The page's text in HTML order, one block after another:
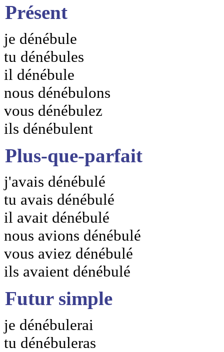
Présent
je dénébule
tu dénébules
il dénébule
nous dénébulons
vous dénébulez
ils dénébulent
Plus-que-parfait
j'avais dénébulé
tu avais dénébulé
il avait dénébulé
nous avions dénébulé
vous aviez dénébulé
ils avaient dénébulé
Futur simple
je dénébulerai
tu dénébuleras